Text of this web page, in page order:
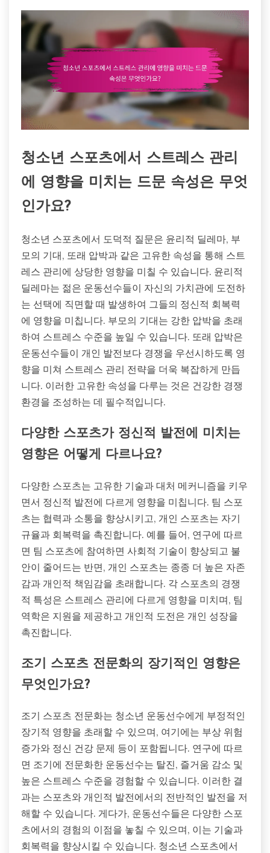
청소년 스포츠에서 스트레스 관리
에 영향을 미치는 드문 속성은 무엇
인가요?
청소년 스포츠에서 도덕적 질문은 윤리적 딜레마, 부
모의 기대, 또래 압박과 같은 고유한 속성을 통해 스트
레스 관리에 상당한 영향을 미칠 수 있습니다. 윤리적
딜레마는 젊은 운동선수들이 자신의 가치관에 도전하
는 선택에 직면할 때 발생하여 그들의 정신적 회복력
에 영향을 미칩니다. 부모의 기대는 강한 압박을 초래
하여 스트레스 수준을 높일 수 있습니다. 또래 압박은
운동선수들이 개인 발전보다 경쟁을 우선시하도록 영
향을 미쳐 스트레스 관리 전략을 더욱 복잡하게 만듭
니다. 이러한 고유한 속성을 다루는 것은 건강한 경쟁
환경을 조성하는 데 필수적입니다.
다양한 스포츠가 정신적 발전에 미치는
영향은 어떻게 다르나요?
다양한 스포츠는 고유한 기술과 대처 메커니즘을 키우
면서 정신적 발전에 다르게 영향을 미칩니다. 팀 스포
츠는 협력과 소통을 향상시키고, 개인 스포츠는 자기
규율과 회복력을 촉진합니다. 예를 들어, 연구에 따르
면 팀 스포츠에 참여하면 사회적 기술이 향상되고 불
안이 줄어드는 반면, 개인 스포츠는 종종 더 높은 자존
감과 개인적 책임감을 초래합니다. 각 스포츠의 경쟁
적 특성은 스트레스 관리에 다르게 영향을 미치며, 팀
역학은 지원을 제공하고 개인적 도전은 개인 성장을
촉진합니다.
조기 스포츠 전문화의 장기적인 영향은
무엇인가요?
조기 스포츠 전문화는 청소년 운동선수에게 부정적인
장기적 영향을 초래할 수 있으며, 여기에는 부상 위험
증가와 정신 건강 문제 등이 포함됩니다. 연구에 따르
면 조기에 전문화한 운동선수는 탈진, 즐거움 감소 및
높은 스트레스 수준을 경험할 수 있습니다. 이러한 결
과는 스포츠와 개인적 발전에서의 전반적인 발전을 저
해할 수 있습니다. 게다가, 운동선수들은 다양한 스포
츠에서의 경험의 이점을 놓칠 수 있으며, 이는 기술과
회복력을 향상시킬 수 있습니다. 청소년 스포츠에서